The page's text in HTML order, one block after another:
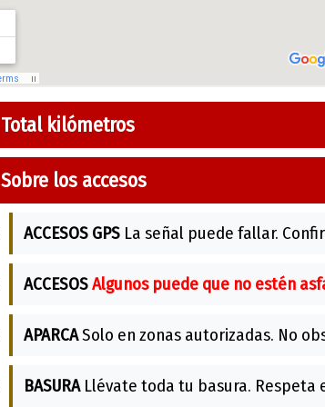
Total kilómetros
Sobre los accesos
ACCESOS GPS La señal puede fallar.
ACCESOSAlgunos puede que no estén
APARCASolo en zonas autorizadas. No
BASURALlévate toda tu basura. Respeta